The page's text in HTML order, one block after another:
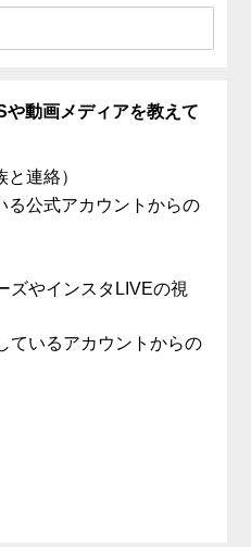
動画メディアを教えて
連絡）
る公式アカウントからの
ズやインスタLIVEの視
ているアカウントからの